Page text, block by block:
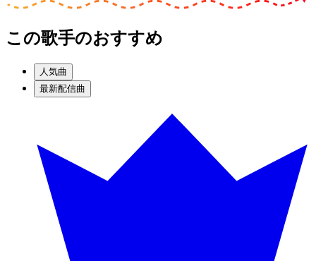
この歌手のおすすめ
人気曲
最新配信曲